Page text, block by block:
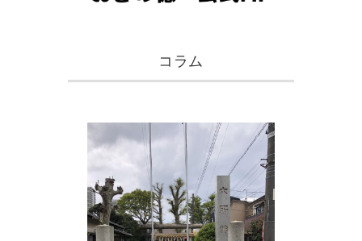
コラム